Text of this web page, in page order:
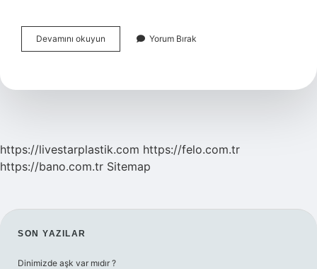
Devamını okuyun
Yas
Olmadan
Yorum Bırak
https://livestarplastik.com https://felo.com.tr
https://bano.com.tr Sitemap
SIDEBAR
SON YAZILAR
Dinimizde aşk var mıdır ?